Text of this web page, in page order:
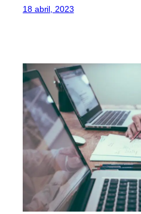
18 abril, 2023